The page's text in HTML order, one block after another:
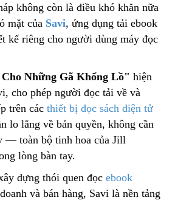
không còn là điều khó khăn nữa
mặt của Savi, ứng dụng tải ebook
kế riêng cho người dùng máy đọc
Những Gã Khổng Lồ" hiện
cho phép người đọc tải về và
trên các thiết bị đọc sách điện tử
lo lắng về bản quyền, không cần
— toàn bộ tinh hoa của Jill
lòng bàn tay.
dựng thói quen đọc ebook
và bán hàng, Savi là nền tảng